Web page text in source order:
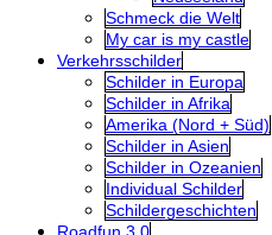
Schmeck die Welt
My car is my castle
Verkehrsschilder
Schilder in Europa
Schilder in Afrika
Amerika (Nord + Süd)
Schilder in Asien
Schilder in Ozeanien
Individual Schilder
Schildergeschichten